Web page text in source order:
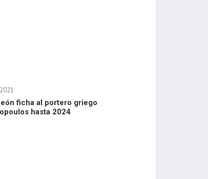
ficha al portero griego
hasta 2024